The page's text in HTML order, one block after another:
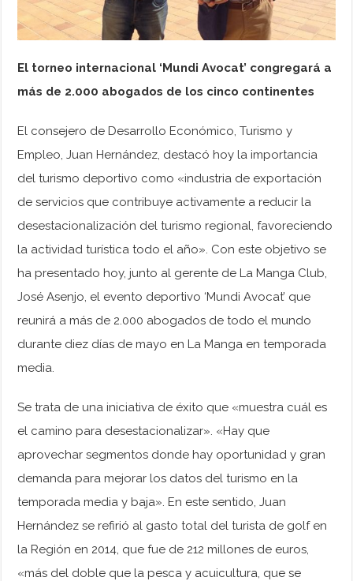
El torneo internacional ‘Mundi Avocat’ congregará a
más de 2.000 abogados de los cinco continentes
El consejero de Desarrollo Económico, Turismo y
Empleo, Juan Hernández, destacó hoy la importancia
del turismo deportivo como «industria de exportación
de servicios que contribuye activamente a reducir la
desestacionalización del turismo regional, favoreciendo
la actividad turística todo el año». Con este objetivo se
ha presentado hoy, junto al gerente de La Manga Club,
José Asenjo, el evento deportivo ‘Mundi Avocat’ que
reunirá a más de 2.000 abogados de todo el mundo
durante diez días de mayo en La Manga en temporada
media.
Se trata de una iniciativa de éxito que «muestra cuál es
el camino para desestacionalizar». «Hay que
aprovechar segmentos donde hay oportunidad y gran
demanda para mejorar los datos del turismo en la
temporada media y baja». En este sentido, Juan
Hernández se refirió al gasto total del turista de golf en
la Región en 2014, que fue de 212 millones de euros,
«más del doble que la pesca y acuicultura, que se